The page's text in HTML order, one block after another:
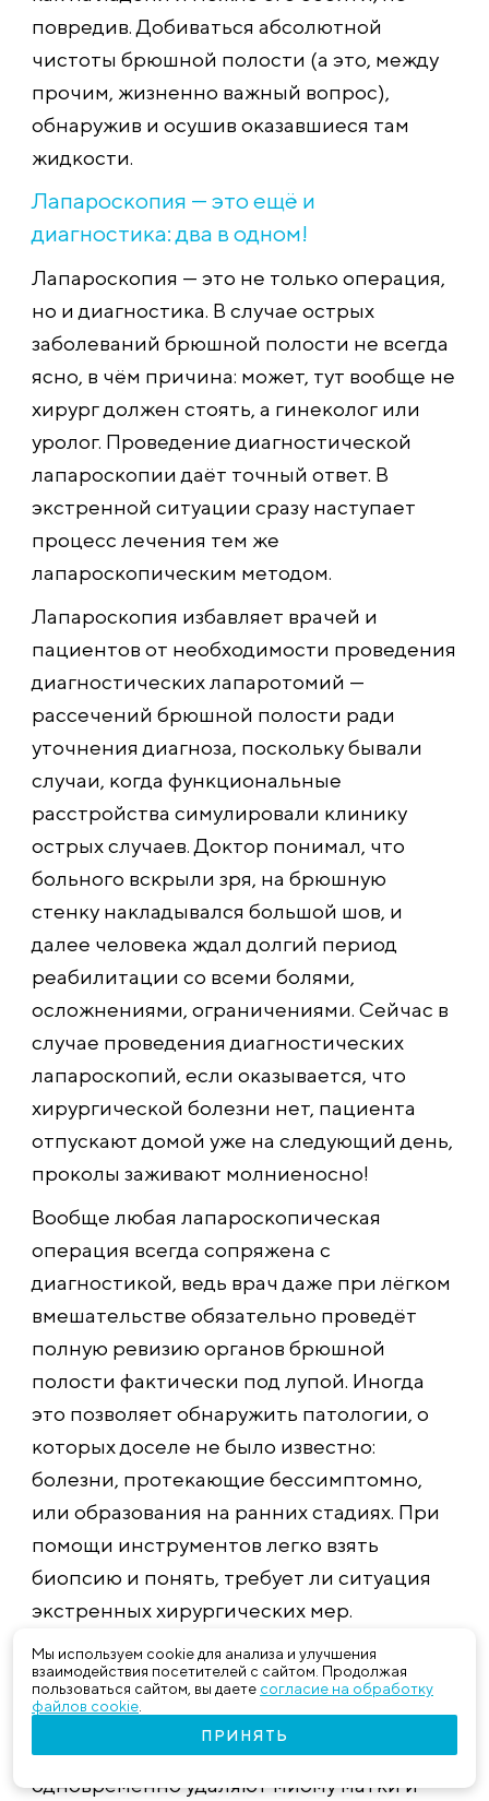
Мы используем cookie для анализа и улучшения
взаимодействия посетителей с сайтом. Продолжая
пользоваться сайтом, вы даете согласие на обработку
файлов cookie
ПРИНЯТЬ
повредив. Добиваться абсолютной
чистоты брюшной полости (а это, между
прочим, жизненно важный вопрос),
обнаружив и осушив оказавшиеся там
жидкости.
Лапароскопия — это ещё и
диагностика: два в одном!
Лапароскопия — это не только операция,
но и диагностика. В случае острых
заболеваний брюшной полости не всегда
ясно, в чём причина: может, тут вообще не
хирург должен стоять, а гинеколог или
уролог. Проведение диагностической
лапароскопии даёт точный ответ. В
экстренной ситуации сразу наступает
процесс лечения тем же
лапароскопическим методом.
Лапароскопия избавляет врачей и
пациентов от необходимости проведения
диагностических лапаротомий —
рассечений брюшной полости ради
уточнения диагноза, поскольку бывали
случаи, когда функциональные
расстройства симулировали клинику
острых случаев. Доктор понимал, что
больного вскрыли зря, на брюшную
стенку накладывался большой шов, и
далее человека ждал долгий период
реабилитации со всеми болями,
осложнениями, ограничениями. Сейчас в
случае проведения диагностических
лапароскопий, если оказывается, что
хирургической болезни нет, пациента
отпускают домой уже на следующий день,
проколы заживают молниеносно!
Вообще любая лапароскопическая
операция всегда сопряжена с
диагностикой, ведь врач даже при лёгком
вмешательстве обязательно проведёт
полную ревизию органов брюшной
полости фактически под лупой. Иногда
это позволяет обнаружить патологии, о
которых доселе не было известно:
болезни, протекающие бессимптомно,
или образования на ранних стадиях. При
помощи инструментов легко взять
биопсию и понять, требует ли ситуация
экстренных хирургических мер.
Хирурги «Клиники Пасман» успешно
выполняют симультанные – смежные —
операции на брюшной полости в дуэте с
урологами и гинекологами: например,
одновременно удаляют миому матки и